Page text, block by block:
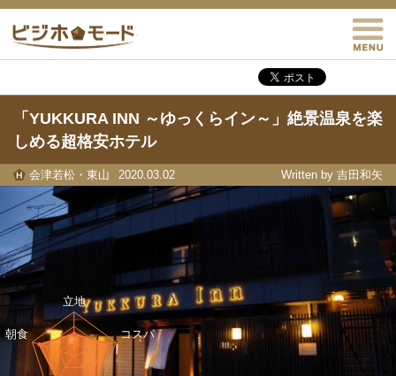
「YUKKURA INN ～ゆっくらイン～」絶景温泉を楽
しめる超格安ホテル
会津若松・東山 2020.03.02 Written by 吉田和矢